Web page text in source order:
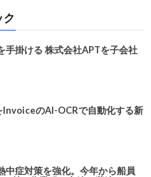
ク
手掛ける 株式会社APTを子会社
のAI-OCRで自動化する新
中症対策を強化。今年から船員